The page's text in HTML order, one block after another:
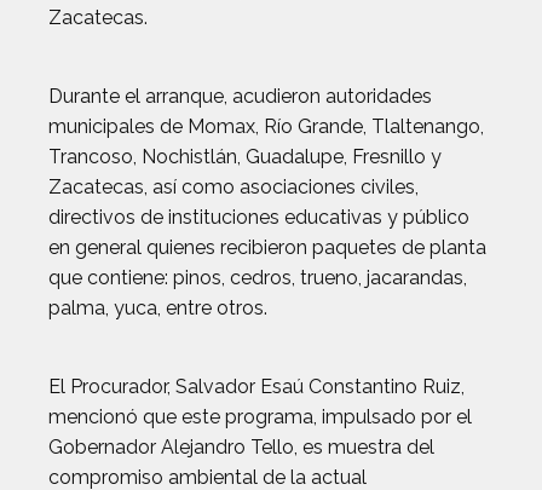
Zacatecas.
Durante el arranque, acudieron autoridades
municipales de Momax, Río Grande, Tlaltenango,
Trancoso, Nochistlán, Guadalupe, Fresnillo y
Zacatecas, así como asociaciones civiles,
directivos de instituciones educativas y público
en general quienes recibieron paquetes de planta
que contiene: pinos, cedros, trueno, jacarandas,
palma, yuca, entre otros.
El Procurador, Salvador Esaú Constantino Ruiz,
mencionó que este programa, impulsado por el
Gobernador Alejandro Tello, es muestra del
compromiso ambiental de la actual